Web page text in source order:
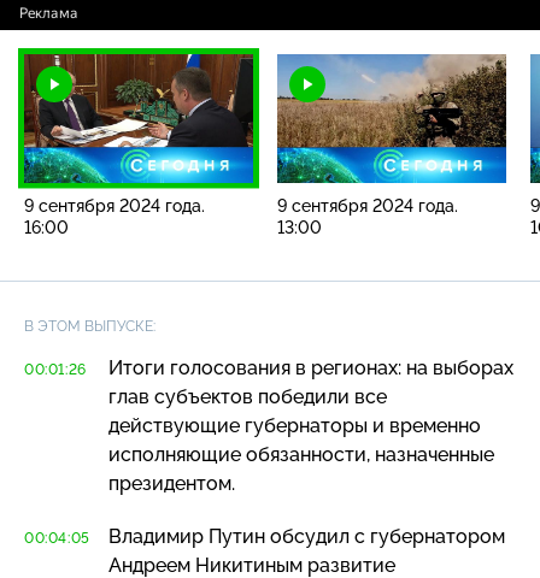
9 сентября 2024 года.
16:00
9 сентября 2024 года.
13:00
В ЭТОМ ВЫПУСКЕ:
00:01:26
Итоги голосования в регионах: на выборах
глав субъектов победили все
действующие губернаторы и временно
исполняющие обязанности, назначенные
президентом.
00:04:05
Владимир Путин обсудил с губернатором
Андреем Никитиным развитие